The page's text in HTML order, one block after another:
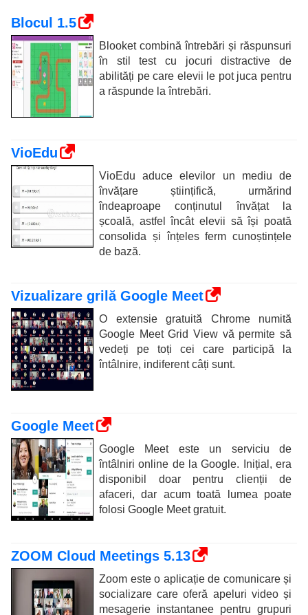
Blocul 1.5
Blooket combină întrebări și răspunsuri
în stil test cu jocuri distractive de
abilități pe care elevii le pot juca pentru
a răspunde la întrebări.
VioEdu
VioEdu aduce elevilor un mediu de
învățare științifică, urmărind
îndeaproape conținutul învățat la
școală, astfel încât elevii să își poată
consolida și înțeles ferm cunoștințele
de bază.
Vizualizare grilă Google Meet
O extensie gratuită Chrome numită
Google Meet Grid View vă permite să
vedeți pe toți cei care participă la
întâlnire, indiferent câți sunt.
Google Meet
Google Meet este un serviciu de
întâlniri online de la Google. Inițial, era
disponibil doar pentru clienții de
afaceri, dar acum toată lumea poate
folosi Google Meet gratuit.
ZOOM Cloud Meetings 5.13
Zoom este o aplicație de comunicare și
socializare care oferă apeluri video și
mesagerie instantanee pentru grupuri